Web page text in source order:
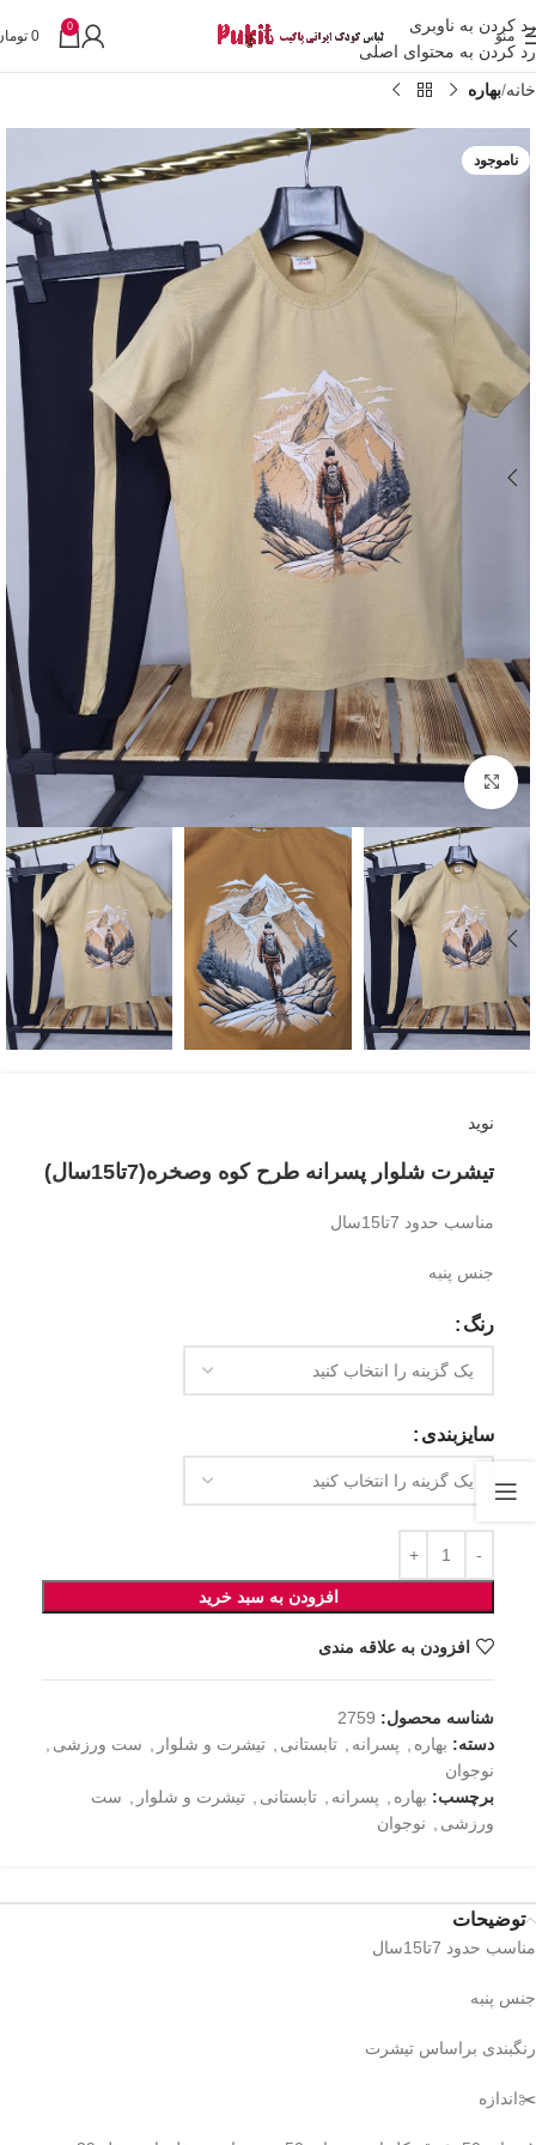
رد کردن به ناوبری
رد کردن به محتوای اصلی
منو
0
0
خانه بهاره
ناموجود
بزرگنمایی تصویر
نوید
تیشرت شلوار پسرانه طرح کوه وصخره(7تا15سال)
مناسب حدود 7تا15سال
جنس پنبه
رنگ
سایزبندی
افزودن به سبد خرید
افزودن به علاقه مندی
شناسه محصول: 2759
دسته: بهاره پسرانه تابستانی تیشرت و شلوار ست ورزشی
نوجوان
برچسب: بهاره پسرانه تابستانی تیشرت و شلوار
ست
ورزشی
نوجوان
توضیحات
مناسب حدود 7تا15سال
جنس پنبه
رنگبندی براساس تیشرت
✂️اندازه